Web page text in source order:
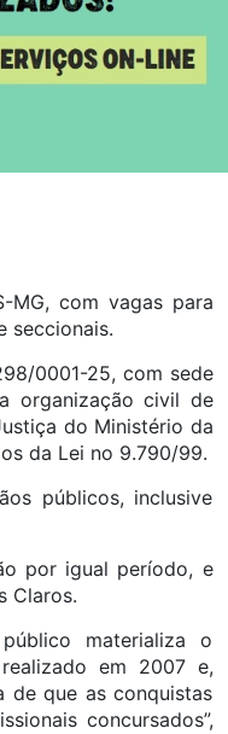
MG, com vagas para
seccionais.
0001-25, com sede
organização civil de
do Ministério da
da Lei no 9.790/99.
públicos, inclusive
por igual período, e
Claros.
materializa o
em 2007 e,
de que as conquistas
concursados”,